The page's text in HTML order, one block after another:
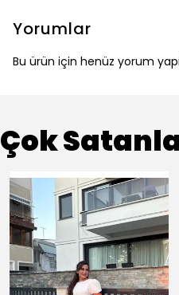
Yorumlar
Bu ürün için henüz yorum
Çok